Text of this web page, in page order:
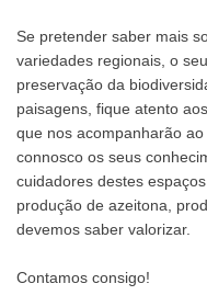
Se pretender saber mais
variedades regionais, o
preservação da
paisagens, fique atento
que nos acompanharão
connosco os seus
cuidadores destes
produção de azeitona,
devemos saber valorizar.
Contamos consigo!